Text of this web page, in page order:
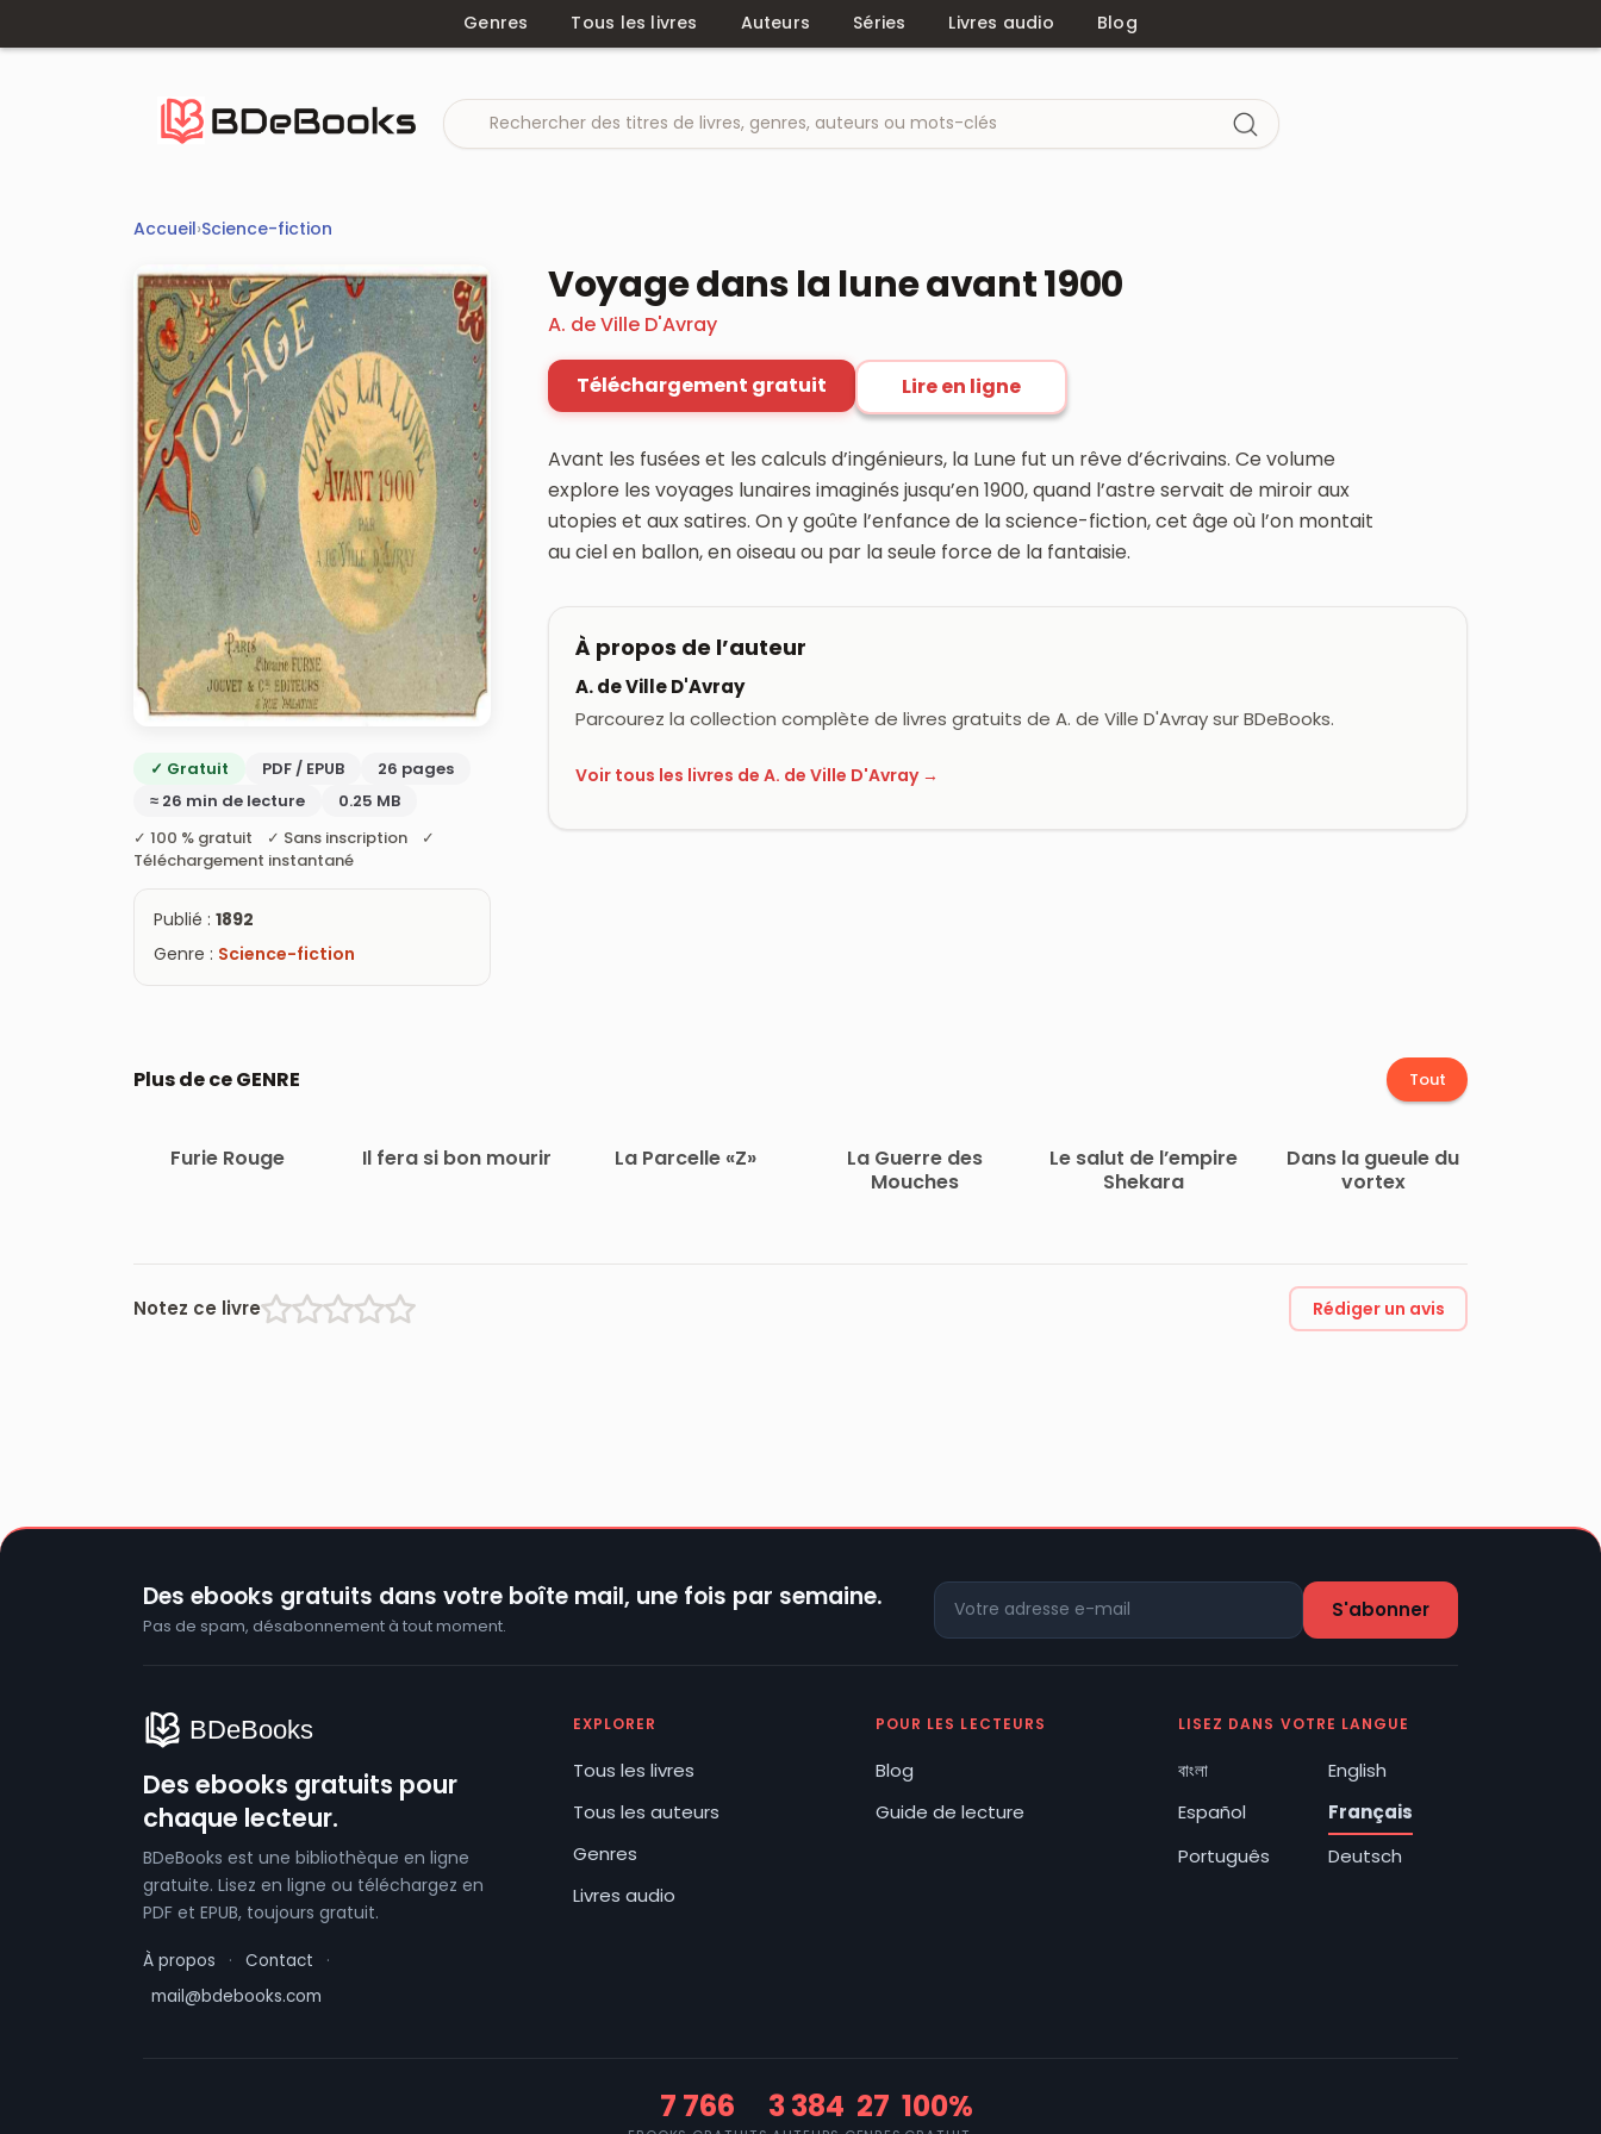
Genres Tous les livres Auteurs Séries Livres audio Blog
Accueil›Science-fiction
✓ Gratuit PDF / EPUB
26 pages
≈ 26 min de lecture
0.25 MB
✓ 100 % gratuit ✓ Sans inscription ✓
Téléchargement instantané
Publié : 1892
Genre : Science-fiction
Voyage dans la lune avant 1900
A. de Ville D'Avray
Téléchargement gratuit Lire en ligne
Avant les fusées et les calculs d’ingénieurs, la Lune fut un rêve d’écrivains. Ce volume
explore les voyages lunaires imaginés jusqu’en 1900, quand l’astre servait de miroir aux
utopies et aux satires. On y goûte l’enfance de la science-fiction, cet âge où l’on montait
au ciel en ballon, en oiseau ou par la seule force de la fantaisie.
À propos de l’auteur
A. de Ville D'Avray
Parcourez la collection complète de livres gratuits de A. de Ville D'Avray sur BDeBooks.
Voir tous les livres de A. de Ville D'Avray →
Plus de ce GENRE Tout
Furie Rouge Il fera si bon mourir La Parcelle «Z»
La Guerre des
Mouches
Le salut de l’empire
Shekara
Dans la gueule du
vortex
Notez ce livre Rédiger un avis
Des ebooks gratuits dans votre boîte mail, une fois par semaine.
Pas de spam, désabonnement à tout moment.
Des ebooks gratuits pour
chaque lecteur.
BDeBooks est une bibliothèque en ligne
gratuite. Lisez en ligne ou téléchargez en
PDF et EPUB, toujours gratuit.
À propos · Contact
·
mail@bdebooks.com
EXPLORER
Tous les livres
Tous les auteurs
Genres
Livres audio
POUR LES LECTEURS
Blog
Guide de lecture
LISEZ DANS VOTRE LANGUE
বাংলা
English
Español
Français
Português
Deutsch
7 766 3 384 27 100%